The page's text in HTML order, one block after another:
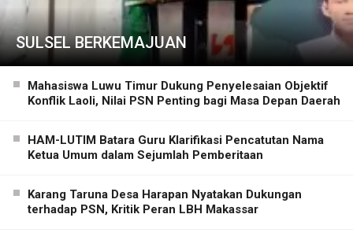
SULSEL BERKEMAJUAN
Mahasiswa Luwu Timur Dukung Penyelesaian Objektif
Konflik Laoli, Nilai PSN Penting bagi Masa Depan Daerah
HAM-LUTIM Batara Guru Klarifikasi Pencatutan Nama
Ketua Umum dalam Sejumlah Pemberitaan
Karang Taruna Desa Harapan Nyatakan Dukungan
terhadap PSN, Kritik Peran LBH Makassar